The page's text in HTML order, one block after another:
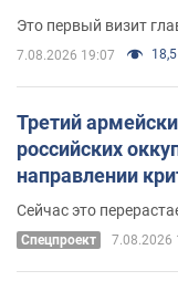
Это первый визит
7.08.2026 19:07
Третий
российских
направлении
удалось
Сейчас это
Спецпроект 7.08.2026